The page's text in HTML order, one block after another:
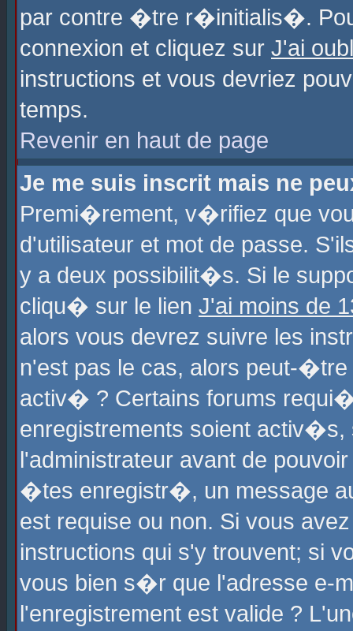
par contre �tre r�initialis�.
connexion et cliquez sur J'ai
instructions et vous devriez
temps.
Revenir en haut de page
Je me suis inscrit mais ne
Premi�rement, v�rifiez que
d'utilisateur et mot de passe.
y a deux possibilit�s. Si le
cliqu� sur le lien J'ai moins de
alors vous devrez suivre les
n'est pas le cas, alors peut-
activ� ? Certains forums
enregistrements soient
l'administrateur avant de
�tes enregistr�, un message
est requise ou non. Si vous
instructions qui s'y trouvent; si
vous bien s�r que l'adresse e-
l'enregistrement est valide ?